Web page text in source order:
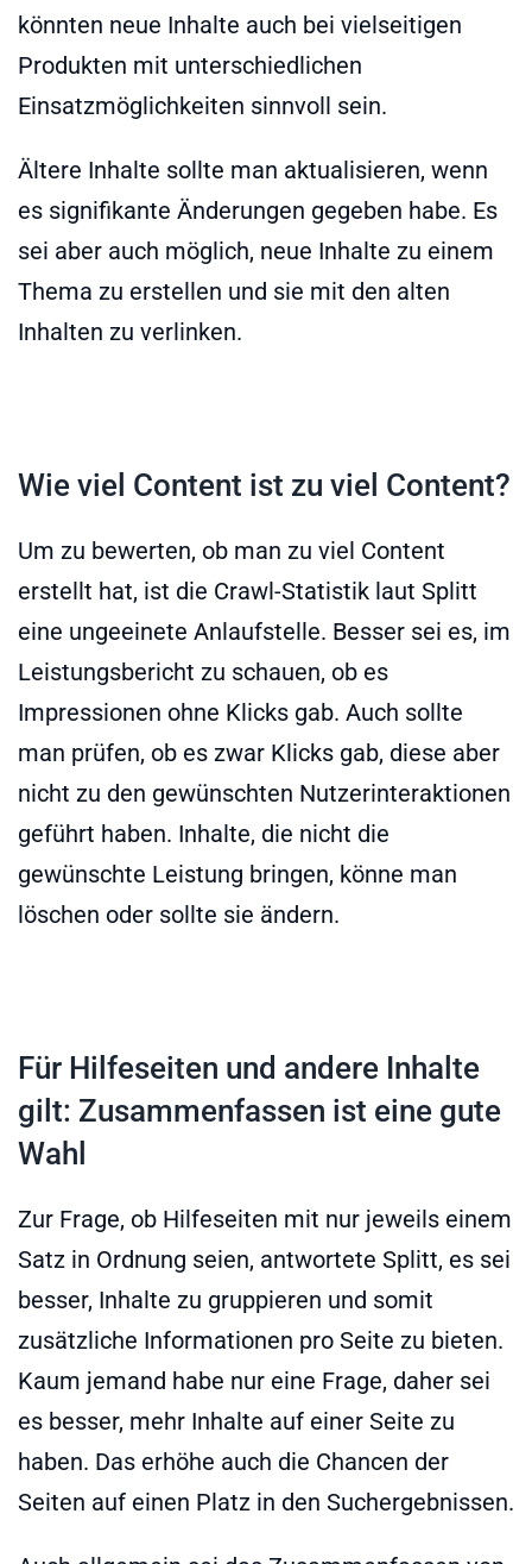
könnten neue Inhalte auch bei vielseitigen
Produkten mit unterschiedlichen
Einsatzmöglichkeiten sinnvoll sein.
Ältere Inhalte sollte man aktualisieren, wenn
es signifikante Änderungen gegeben habe. Es
sei aber auch möglich, neue Inhalte zu einem
Thema zu erstellen und sie mit den alten
Inhalten zu verlinken.
Wie viel Content ist zu viel Content?
Um zu bewerten, ob man zu viel Content
erstellt hat, ist die Crawl-Statistik laut Splitt
eine ungeeinete Anlaufstelle. Besser sei es, im
Leistungsbericht zu schauen, ob es
Impressionen ohne Klicks gab. Auch sollte
man prüfen, ob es zwar Klicks gab, diese aber
nicht zu den gewünschten Nutzerinteraktionen
geführt haben. Inhalte, die nicht die
gewünschte Leistung bringen, könne man
löschen oder sollte sie ändern.
Für Hilfeseiten und andere Inhalte
gilt: Zusammenfassen ist eine gute
Wahl
Zur Frage, ob Hilfeseiten mit nur jeweils einem
Satz in Ordnung seien, antwortete Splitt, es sei
besser, Inhalte zu gruppieren und somit
zusätzliche Informationen pro Seite zu bieten.
Kaum jemand habe nur eine Frage, daher sei
es besser, mehr Inhalte auf einer Seite zu
haben. Das erhöhe auch die Chancen der
Seiten auf einen Platz in den Suchergebnissen.